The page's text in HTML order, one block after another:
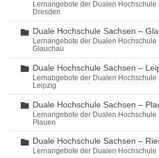
Lernangebote der Dualen Hochschule
Dresden
Ordner
Duale Hochschule Sachsen –
Lernangebote der Dualen Hochschule
Glauchau
Ordner
Duale Hochschule Sachsen –
Lernabgebote der Dualen Hochschule
Leipzig
Ordner
Duale Hochschule Sachsen –
Lernangebote der Dualen Hochschule
Plauen
Ordner
Duale Hochschule Sachsen –
Lernangebote der Dualen